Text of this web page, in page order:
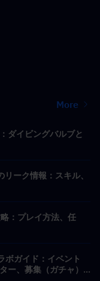
More
ダイビングバルブと
ーク情報：スキル、
：プレイ方法、任
ボガイド：イベント
ー、募集（ガチャ）